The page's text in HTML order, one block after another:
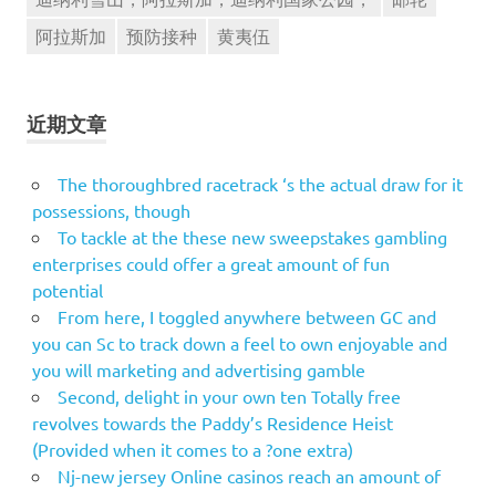
阿拉斯加
预防接种 黄夷伍
近期文章
The thoroughbred racetrack ‘s the actual draw for it
possessions, though
To tackle at the these new sweepstakes gambling
enterprises could offer a great amount of fun
potential
From here, I toggled anywhere between GC and
you can Sc to track down a feel to own enjoyable and
you will marketing and advertising gamble
Second, delight in your own ten Totally free
revolves towards the Paddy’s Residence Heist
(Provided when it comes to a ?one extra)
Nj-new jersey Online casinos reach an amount of